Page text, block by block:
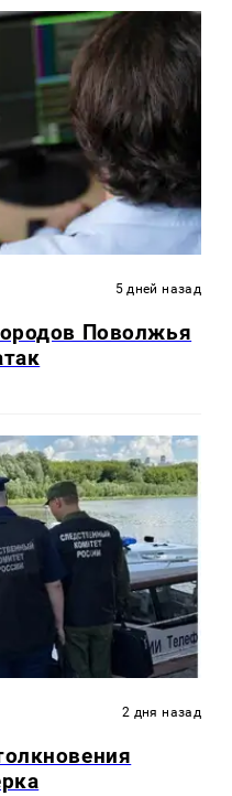
5 дней назад
Поволжья
2 дня назад